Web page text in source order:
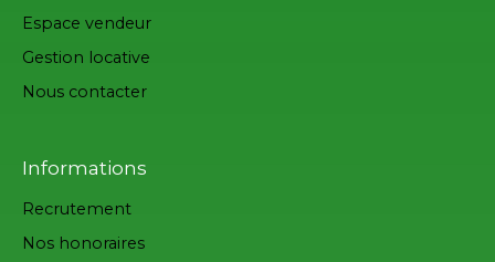
Espace vendeur
Gestion locative
Nous contacter
Informations
Recrutement
Nos honoraires